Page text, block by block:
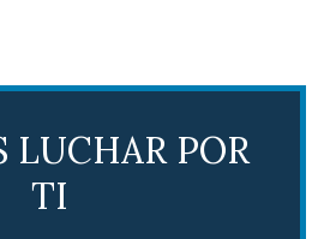
LUCHAR POR
TI